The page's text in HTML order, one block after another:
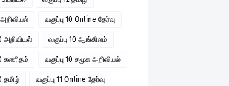
அறிவியல் வகுப்பு 10 Online தேர்வு
அறிவியல் வகுப்பு 10 ஆங்கிலம்
கணிதம் வகுப்பு 10 சமூக அறிவியல்
தமிழ் வகுப்பு 11 Online தேர்வு